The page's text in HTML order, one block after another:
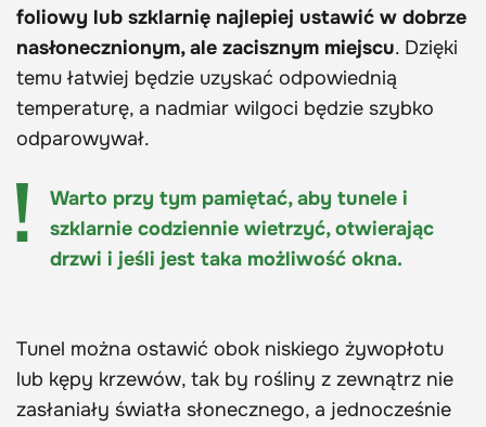
foliowy lub szklarnię najlepiej ustawić w dobrze
nasłonecznionym, ale zacisznym miejscu. Dzięki
temu łatwiej będzie uzyskać odpowiednią
temperaturę, a nadmiar wilgoci będzie szybko
odparowywał.
Warto przy tym pamiętać, aby tunele i
szklarnie codziennie wietrzyć, otwierając
drzwi i jeśli jest taka możliwość okna.
Tunel można ostawić obok niskiego żywopłotu
lub kępy krzewów, tak by rośliny z zewnątrz nie
zasłaniały światła słonecznego, a jednocześnie